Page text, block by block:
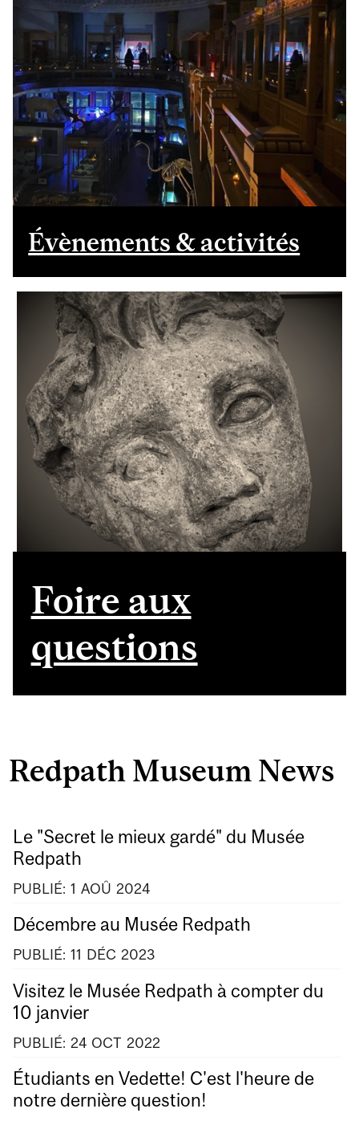
Évènements & activités
Foire aux
questions
Redpath Museum News
Le "Secret le mieux gardé" du Musée
Redpath
PUBLIÉ: 1 AOÛ 2024
Décembre au Musée Redpath
PUBLIÉ: 11 DÉC 2023
Visitez le Musée Redpath à compter du
10 janvier
PUBLIÉ: 24 OCT 2022
Étudiants en Vedette! C'est l'heure de
notre dernière question!